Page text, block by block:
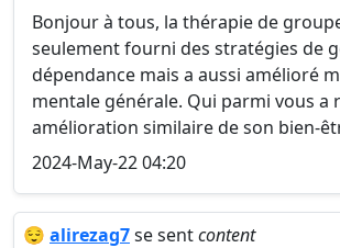
Bonjour à tous, la thérapie de
seulement fourni des stratégies de
dépendance mais a aussi amélioré
mentale générale. Qui parmi vous a
amélioration similaire de son bien-
2024-May-22 04:20
😌 alirezag7se sentcontent